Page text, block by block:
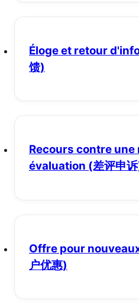
Éloge et retour
馈)
Recours contre une
évaluation (差评申
Offre pour
户优惠)